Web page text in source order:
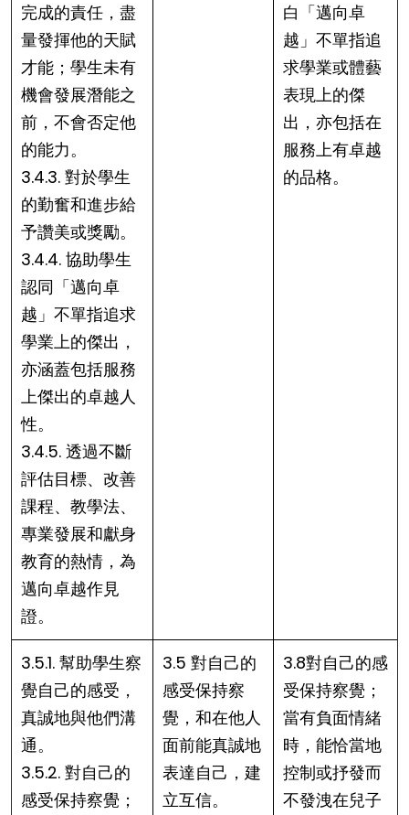
完成的責任，盡
量發揮他的天賦
才能；學生未有
機會發展潛能之
前，不會否定他
的能力。
3.4.3. 對於學生
的勤奮和進步給
予讚美或獎勵。
3.4.4. 協助學生
認同「邁向卓
越」不單指追求
學業上的傑出，
亦涵蓋包括服務
上傑出的卓越人
性。
3.4.5. 透過不斷
評估目標、改善
課程、教學法、
專業發展和獻身
教育的熱情，為
邁向卓越作見
證。
白「邁向卓
越」不單指追
求學業或體藝
表現上的傑
出，亦包括在
服務上有卓越
的品格。
3.5.1. 幫助學生察
覺自己的感受，
真誠地與他們溝
通。
3.5.2. 對自己的
感受保持察覺；
3.5 對自己的
感受保持察
覺，和在他人
面前能真誠地
表達自己，建
立互信。
3.8對自己的感
受保持察覺；
當有負面情緒
時，能恰當地
控制或抒發而
不發洩在兒子